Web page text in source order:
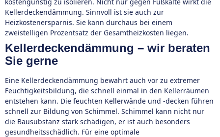
Kellerdeckendämmung. Sinnvoll ist sie auch zur
Heizkostenersparnis. Sie kann durchaus bei einem
zweistelligen Prozentsatz der Gesamtheizkosten liegen.
Kellerdeckendämmung – wir beraten
Sie gerne
Eine Kellerdeckendämmung bewahrt auch vor zu extremer
Feuchtigkeitsbildung, die schnell einmal in den Kellerräumen
entstehen kann. Die feuchten Kellerwände und -decken führen
schnell zur Bildung von Schimmel. Schimmel kann nicht nur
die Bausubstanz stark schädigen, er ist auch besonders
gesundheitsschädlich. Für eine optimale